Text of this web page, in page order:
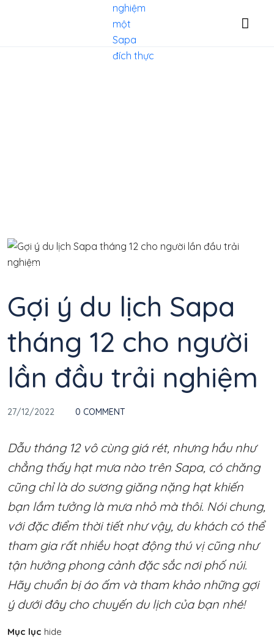
Thổ Địa
Gợi ý du lịch Sapa
tháng 12 cho người
lần đầu trải nghiệm
27/12/2022 0 COMMENT
Dẫu tháng 12 vô cùng giá rét, nhưng hầu như
chẳng thấy hạt mưa nào trên Sapa, có chăng
cũng chỉ là do sương giăng nặng hạt khiến
bạn lầm tưởng là mưa nhỏ mà thôi. Nói chung,
với đặc điểm thời tiết như vậy, du khách có thể
tham gia rất nhiều hoạt động thú vị cũng như
tận hưởng phong cảnh đặc sắc nơi phố núi.
Hãy chuẩn bị áo ấm và tham khảo những gợi
ý dưới đây cho chuyến du lịch của bạn nhé!
Mục lục hide